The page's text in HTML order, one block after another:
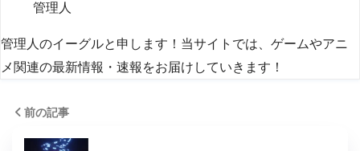
管理人
管理人のイーグルと申します！当サイトでは、ゲームやアニ
メ関連の最新情報・速報をお届けしていきます！
前の記事